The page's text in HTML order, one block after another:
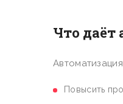
Что даёт
Повысить